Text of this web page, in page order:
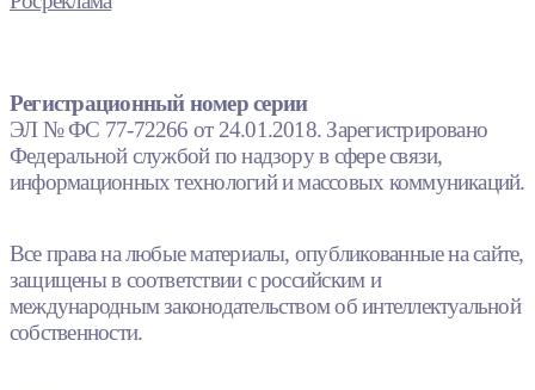
Регистрационный номер серии
ЭЛ № ФС 77-72266 от 24.01.2018. Зарегистрировано
Федеральной службой по надзору в сфере связи,
информационных технологий и массовых коммуникаций.
Все права на любые материалы, опубликованные на сайте,
защищены в соответствии с российским и
международным законодательством об интеллектуальной
собственности.